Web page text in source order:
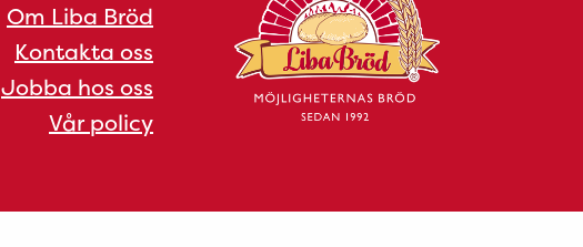
Om Liba Bröd
Kontakta oss
Jobba hos oss
Vår policy